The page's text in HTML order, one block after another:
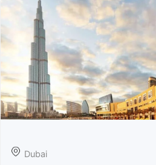
Dubai